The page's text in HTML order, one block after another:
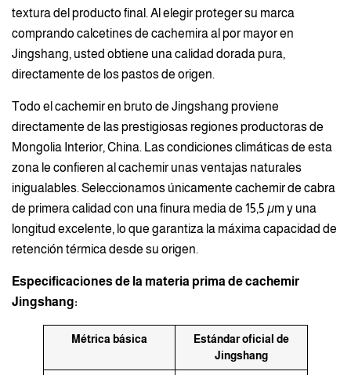
textura del producto final. Al elegir proteger su marca
comprando calcetines de cachemira al por mayor en
Jingshang, usted obtiene una calidad dorada pura,
directamente de los pastos de origen.
Todo el cachemir en bruto de Jingshang proviene
directamente de las prestigiosas regiones productoras de
Mongolia Interior, China. Las condiciones climáticas de esta
zona le confieren al cachemir unas ventajas naturales
inigualables. Seleccionamos únicamente cachemir de cabra
de primera calidad con una finura media de 15,5 µm y una
longitud excelente, lo que garantiza la máxima capacidad de
retención térmica desde su origen.
Especificaciones de la materia prima de cachemir
Jingshang:
Métrica básica
Estándar oficial de
Jingshang